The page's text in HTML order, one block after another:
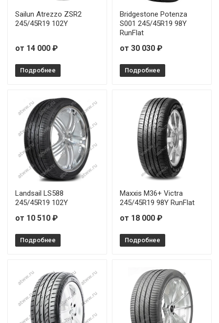
Sailun Atrezzo ZSR2
245/45R19 102Y
от 14 000 ₽
Подробнее
Bridgestone Potenza
S001 245/45R19 98Y
RunFlat
от 30 030 ₽
Подробнее
Landsail LS588
245/45R19 102Y
от 10 510 ₽
Подробнее
Maxxis M36+ Victra
245/45R19 98Y RunFlat
от 18 000 ₽
Подробнее